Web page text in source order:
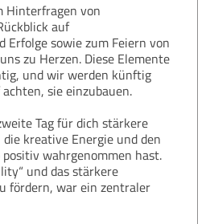
Hinterfragen von
auf
Erfolge sowie zum Feiern von
zu Herzen. Diese Elemente
und wir werden künftig
sie einzubauen.
Tag für dich stärkere
kreative Energie und den
wahrgenommen hast.
und das stärkere
fördern, war ein zentraler